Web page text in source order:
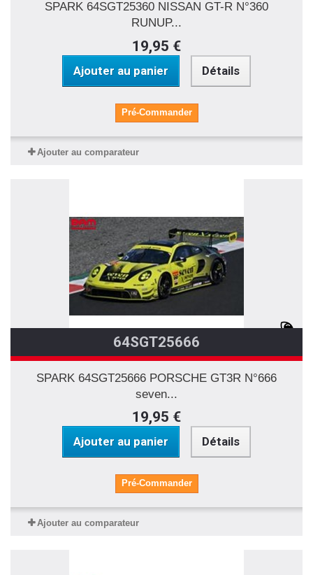
SPARK 64SGT25360 NISSAN GT-R N°360
RUNUP...
19,95 €
Ajouter au panier Détails
Pré-Commander
Ajouter au comparateur
64SGT25666
SPARK 64SGT25666 PORSCHE GT3R N°666
seven...
19,95 €
Ajouter au panier Détails
Pré-Commander
Ajouter au comparateur